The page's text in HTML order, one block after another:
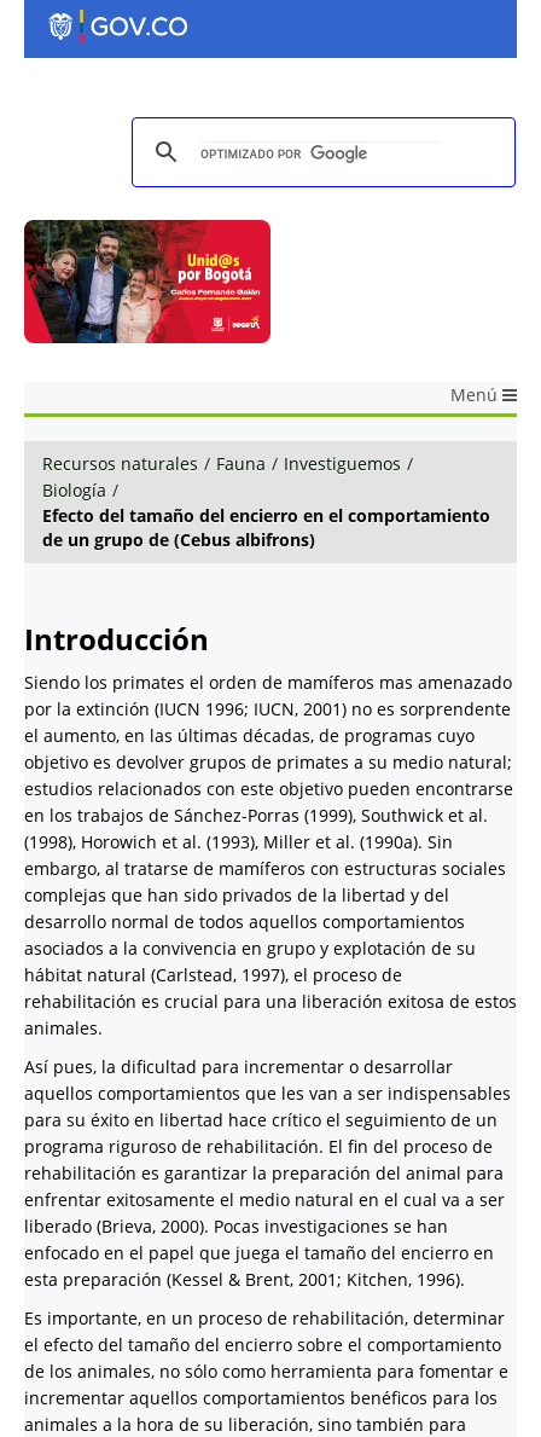
Menú
Recursos naturales / Fauna / Investiguemos /
Biología /
Efecto del tamaño del encierro en el comportamiento
de un grupo de (Cebus albifrons)
Introducción
Siendo los primates el orden de mamíferos mas amenazado
por la extinción (IUCN 1996; IUCN, 2001) no es sorprendente
el aumento, en las últimas décadas, de programas cuyo
objetivo es devolver grupos de primates a su medio natural;
estudios relacionados con este objetivo pueden encontrarse
en los trabajos de Sánchez-Porras (1999), Southwick et al.
(1998), Horowich et al. (1993), Miller et al. (1990a). Sin
embargo, al tratarse de mamíferos con estructuras sociales
complejas que han sido privados de la libertad y del
desarrollo normal de todos aquellos comportamientos
asociados a la convivencia en grupo y explotación de su
hábitat natural (Carlstead, 1997), el proceso de
rehabilitación es crucial para una liberación exitosa de estos
animales.
Así pues, la dificultad para incrementar o desarrollar
aquellos comportamientos que les van a ser indispensables
para su éxito en libertad hace crítico el seguimiento de un
programa riguroso de rehabilitación. El fin del proceso de
rehabilitación es garantizar la preparación del animal para
enfrentar exitosamente el medio natural en el cual va a ser
liberado (Brieva, 2000). Pocas investigaciones se han
enfocado en el papel que juega el tamaño del encierro en
esta preparación (Kessel & Brent, 2001; Kitchen, 1996).
Es importante, en un proceso de rehabilitación, determinar
el efecto del tamaño del encierro sobre el comportamiento
de los animales, no sólo como herramienta para fomentar e
incrementar aquellos comportamientos benéficos para los
animales a la hora de su liberación, sino también para